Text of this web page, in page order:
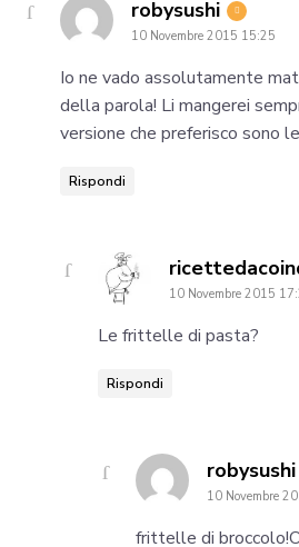
robysushi says:
10 Novembre 2015 15:25
Io ne vado assolutamente
della parola! Li mangerei
versione che preferisco sono
Rispondi
10 Novembre 2015
Le frittelle di pasta?
Rispondi
robysushi
10 Novembre
frittelle di